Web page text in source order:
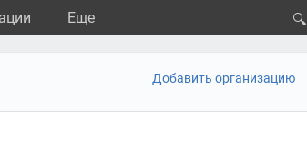
Eще 🔍
Добавить организацию